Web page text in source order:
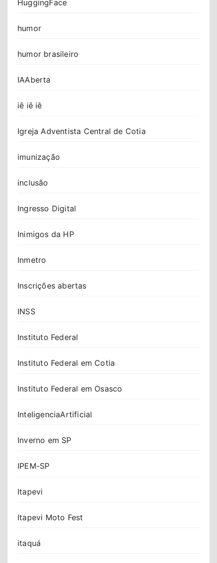
HuggingFace
humor
humor brasileiro
IAAberta
iê iê iê
Igreja Adventista Central de Cotia
imunização
inclusão
Ingresso Digital
Inimigos da HP
Inmetro
Inscrições abertas
INSS
Instituto Federal
Instituto Federal em Cotia
Instituto Federal em Osasco
InteligenciaArtificial
Inverno em SP
IPEM-SP
Itapevi
Itapevi Moto Fest
itaquá